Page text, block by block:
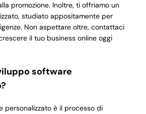
promozione. Inoltre, ti offriamo un
studiato appositamente per
Non aspettare oltre, contattaci
il tuo business online oggi
software
personalizzato è il processo di